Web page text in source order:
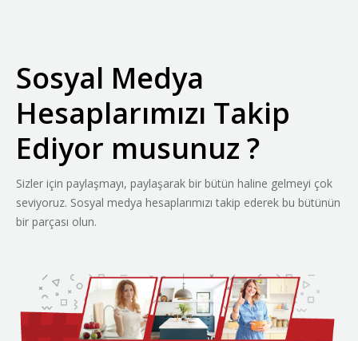
Sosyal Medya
Hesaplarımızı Takip
Ediyor musunuz ?
Sizler için paylaşmayı, paylaşarak bir bütün haline gelmeyi çok
seviyoruz. Sosyal medya hesaplarımızı takip ederek bu bütünün
bir parçası olun.